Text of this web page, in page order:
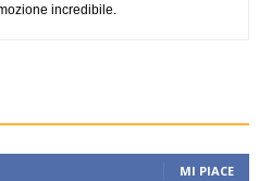
incredibile.
MI PIACE